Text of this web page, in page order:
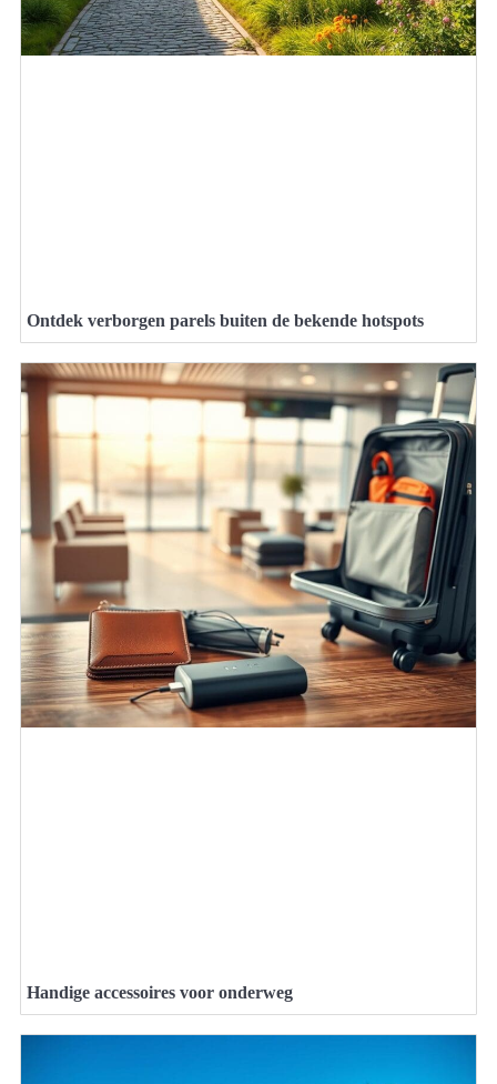
Ontdek verborgen parels buiten de bekende hotspots
Handige accessoires voor onderweg